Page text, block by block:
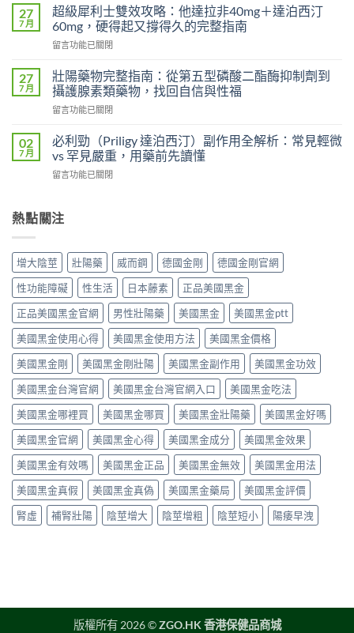
統
偉
完
比
較：
收
度、
方
便
果
與
全
性
全
解
析〉
中
凍
偉
哥
與
統
錠
劑
的
異
比
Kamagra
完
南〉
中
27
7 月
超級犀利士雙效攻略：他達拉非40mg＋達泊西汀
60mg，硬得起又撐得久的完整指南
在
級
犀
利
士
效
他
非
達
泊
西
汀
60mg，
硬
得
起
又
撐
得
久
的
完
整
指
南〉
中
留言功能已關閉
27
7 月
壯陽藥物完整指南：從第五型磷酸二酯酶抑制劑到
攝護腺素類藥物，找回自信與性福
在
陽
藥
物
完
南：
五
型
磷
酸
二
酯
酶
抑
制
劑
到
攝
護
腺
素
類
藥
物，
找
回
自
留言功能已關閉
02
7 月
必利勁（Priligy 達泊西汀）副作用全解析：常見輕微
vs 罕見嚴重，用藥前先讀懂
在
勁
（Priligy
泊
西
汀）
副
作
用
全
解
析：
常
見
輕
微
vs
罕
見
嚴
重，
用
藥
前
留言功能已關閉
熱點關注
增大陰莖 壯陽藥 威而鋼 德國金剛
德國金剛官網
性功能障礙
性生活 日本藤素
正品美國黑金
正品美國黑金官網
男性壯陽藥 美國黑金
美國黑金ptt
美國黑金使用心得
美國黑金使用方法
美國黑金價格
美國黑金剛
美國黑金剛壯陽 美國黑金副作用
美國黑金功效
美國黑金台灣官網
美國黑金台灣官網入口
美國黑金吃法
美國黑金哪裡買
美國黑金哪買 美國黑金壯陽藥
美國黑金好嗎
美國黑金官網
美國黑金心得 美國黑金成分
美國黑金效果
美國黑金有效嗎
美國黑金正品 美國黑金無效
美國黑金用法
美國黑金真假
美國黑金真偽 美國黑金藥局
美國黑金評價
腎虛
補腎壯陽 陰莖增大 陰莖增粗 陰莖短小 陽痿早洩
版權所有 2026 ©ZGO.HK 香港保健品商城